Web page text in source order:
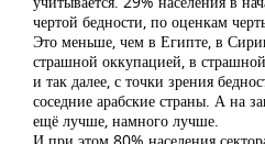
чертой бедности, по оценкам
Это меньше, чем в Египте, в
страшной оккупацией, в
и так далее, с точки зрения
соседние арабские страны. А на
ещё лучше, намного лучше.